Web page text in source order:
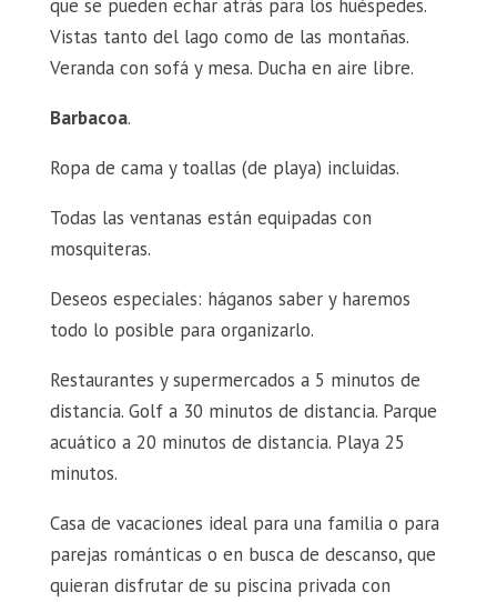
que se pueden echar atrás para los huéspedes.
Vistas tanto del lago como de las montañas.
Veranda con sofá y mesa. Ducha en aire libre.
Barbacoa.
Ropa de cama y toallas (de playa) incluidas.
Todas las ventanas están equipadas con
mosquiteras.
Deseos especiales: háganos saber y haremos
todo lo posible para organizarlo.
Restaurantes y supermercados a 5 minutos de
distancia. Golf a 30 minutos de distancia. Parque
acuático a 20 minutos de distancia. Playa 25
minutos.
Casa de vacaciones ideal para una familia o para
parejas románticas o en busca de descanso, que
quieran disfrutar de su piscina privada con